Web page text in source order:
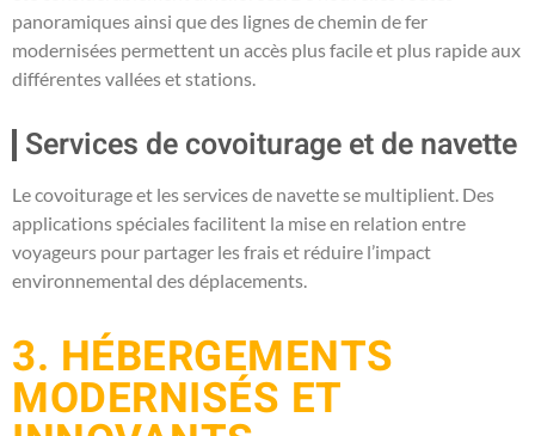
panoramiques ainsi que des lignes de chemin de fer
modernisées permettent un accès plus facile et plus rapide aux
différentes vallées et stations.
Services de covoiturage et de navette
Le covoiturage et les services de navette se multiplient. Des
applications spéciales facilitent la mise en relation entre
voyageurs pour partager les frais et réduire l’impact
environnemental des déplacements.
3. HÉBERGEMENTS
MODERNISÉS ET